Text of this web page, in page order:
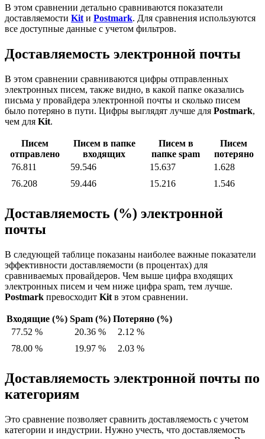
В этом сравнении детально сравниваются показатели
доставляемости Kit и Postmark. Для сравнения используются
все доступные данные с учетом фильтров.
Доставляемость электронной почты
В этом сравнении сравниваются цифры отправленных
электронных писем, также видно, в какой папке оказались
письма у провайдера электронной почты и сколько писем
было потеряно в пути. Цифры выглядят лучше для Postmark,
чем для Kit.
Писем
отправлено
Писем в папке
входящих
Писем в
папке spam
Писем
потеряно
76.811
76.208
59.546
59.446
15.637
15.216
1.628
1.546
Доставляемость (%) электронной
почты
В следующей таблице показаны наиболее важные показатели
эффективности доставляемости (в процентах) для
сравниваемых провайдеров. Чем выше цифра входящих
электронных писем и чем ниже цифра spam, тем лучше.
Postmark превосходит Kit в этом сравнении.
Входящие (%) Spam (%) Потеряно (%)
77.52 %
78.00 %
20.36 %
19.97 %
2.12 %
2.03 %
Доставляемость электронной почты по
категориям
Это сравнение позволяет сравнить доставляемость с учетом
категории и индустрии. Нужно учесть, что доставляемость